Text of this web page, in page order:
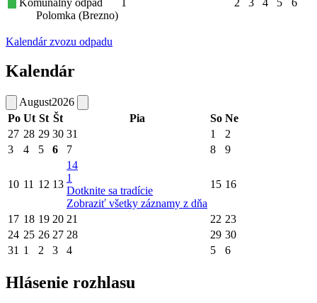
Polomka (Brezno)
Kalendár zvozu odpadu
Kalendár
August2026
Po Ut St Št Pia So Ne
27 28 29 30 31 1
2
3
4 5 6 7 8 9
10 11 12 13
14
1
Dotknite sa tradície
Zobraziť všetky záznamy z dňa
15 16
17 18 19 20 21 22 23
24 25 26 27 28 29 30
31 1 2 3 4 5 6
Hlásenie rozhlasu